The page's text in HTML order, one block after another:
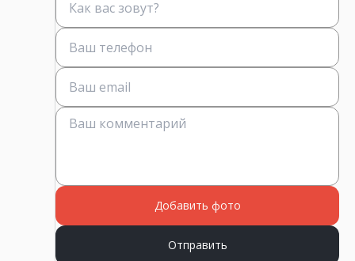
Добавить фото
Отправить